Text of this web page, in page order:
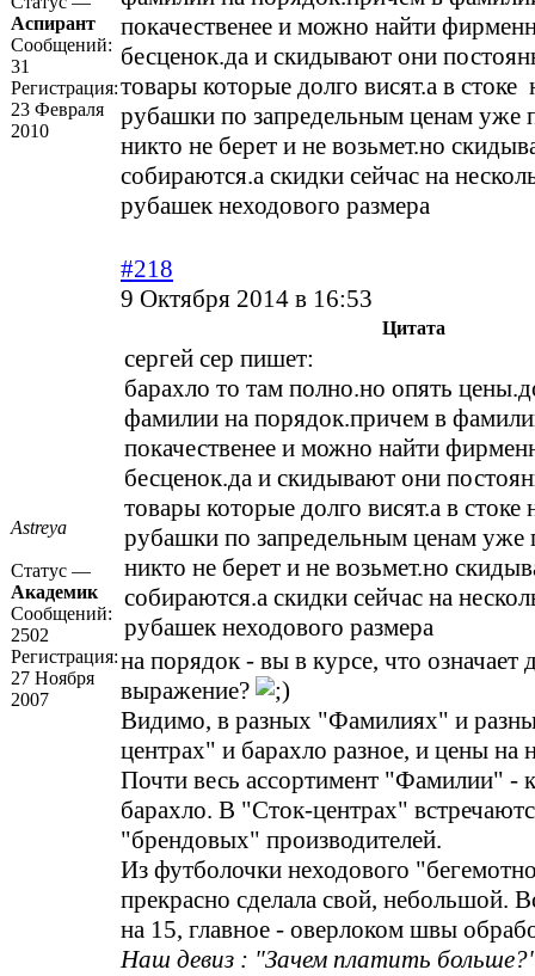
Аспирант
Сообщений:
31
Регистрация:
23 Февраля
2010
покачественее и можно найти
бесценок.да и скидывают они
товары которые долго висят.а в стоке
рубашки по запредельным ценам уже
никто не берет и не возьмет.но
собираются.а скидки сейчас на
рубашек неходового размера
Astreya
Статус —
Академик
Сообщений:
2502
Регистрация:
27 Ноября
2007
#218
9 Октября 2014 в 16:53
Цитата
сергей сер пишет:
барахло то там полно.но опять
фамилии на порядок.причем в
покачественее и можно найти
бесценок.да и скидывают они
товары которые долго висят.а в стоке
рубашки по запредельным ценам уже
никто не берет и не возьмет.но
собираются.а скидки сейчас на
рубашек неходового размера
на порядок - вы в курсе, что означает
выражение?
Видимо, в разных "Фамилиях" и
центрах" и барахло разное, и цены на
Почти весь ассортимент "Фамилии" -
барахло. В "Сток-центрах"
"брендовых" производителей.
Из футболочки неходового
прекрасно сделала свой, небольшой.
на 15, главное - оверлоком швы
Наш девиз : "Зачем платить